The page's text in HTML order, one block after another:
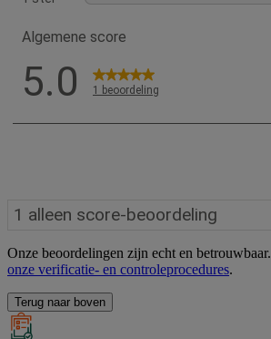
Onze beoordelingen zijn echt en betrouwbaar.
onze verificatie- en controleprocedures.
Terug naar boven